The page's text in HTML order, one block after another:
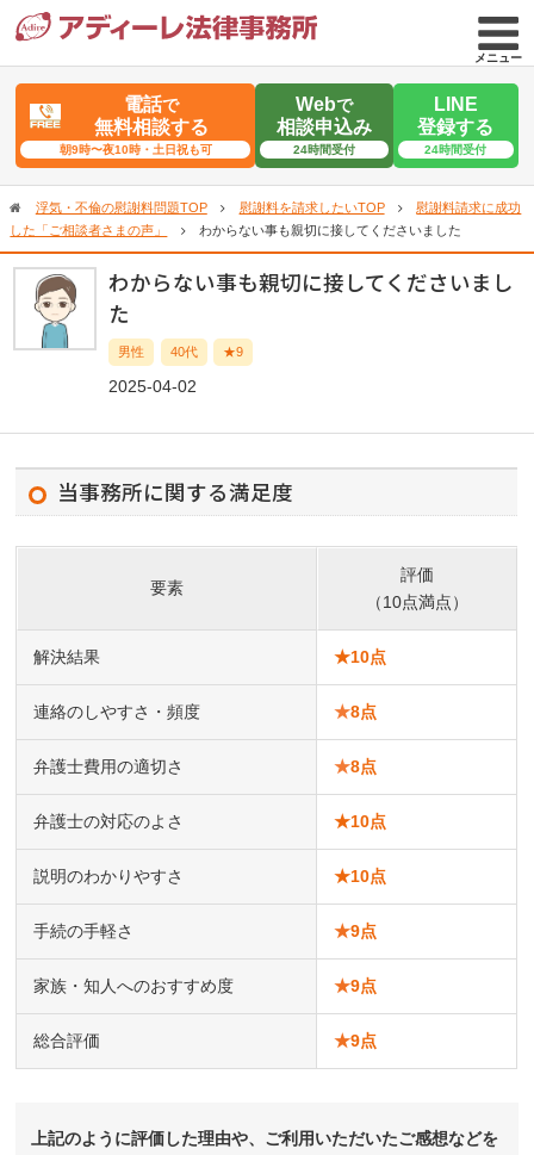
メニュー
電話で
無料相談する
朝9時〜夜10時・土日祝も可
Webで
相談申込み
24時間受付
LINE
登録する
24時間受付
浮気・不倫の慰謝料問題TOP 慰謝料を請求したいTOP
慰謝料請求に成功
した「ご相談者さまの声」
わからない事も親切に接してくださいました
わからない事も親切に接してくださいまし
た
男性 40代 ★9
2025-04-02
当事務所に関する満足度
要素
評価
（10点満点）
解決結果 ★10点
連絡のしやすさ・頻度 ★8点
弁護士費用の適切さ ★8点
弁護士の対応のよさ ★10点
説明のわかりやすさ ★10点
手続の手軽さ ★9点
家族・知人へのおすすめ度 ★9点
総合評価 ★9点
上記のように評価した理由や、ご利用いただいたご感想などを